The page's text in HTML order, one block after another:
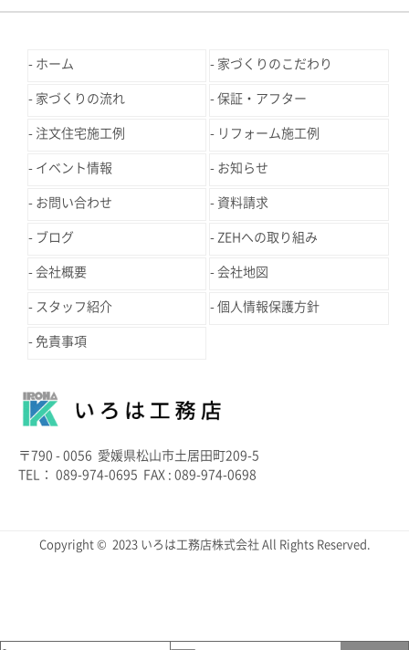
ホーム 家づくりのこだわり
家づくりの流れ 保証・アフター
注文住宅施工例 リフォーム施工例
イベント情報 お知らせ
お問い合わせ 資料請求
ブログ ZEHへの取り組み
会社概要 会社地図
スタッフ紹介 個人情報保護方針
免責事項
〒790 - 0056 愛媛県松山市土居田町209-5
TEL： 089-974-0695 FAX : 089-974-0698
Copyright © 2023 いろは工務店株式会社 All Rights Reserved.